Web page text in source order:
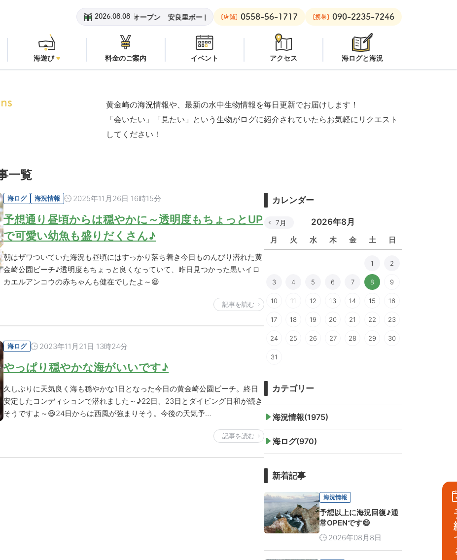
2026.08.08 黄金崎ビーチ： オープン 安良里ボート：潜水注意
黄金崎ビーチ：オープン 安良里ボート： 潜水注意
[店舗] 0558-56-1717 [携帯] 090-2235-7246
海遊び 料金のご案内 イベント アクセス 海ログと海況
黄金崎の海況情報や、最新の水中生物情報を毎日更新でお届けします！
「会いたい」「見たい」という生物がログに紹介されていたらお気軽にリクエスト
してください！
一覧
海ログ 海況情報 2025年11月26日 16時15分
予想通り昼頃からは穏やかに～透明度もちょっとUP
で可愛い幼魚も盛りだくさん♪
朝はザワついていた海況も昼頃にはすっかり落ち着き今日ものんびり潜れた黄
金崎公園ビーチ♪透明度もちょっと良くなっていて、昨日見つかった黒いイロ
カエルアンコウの赤ちゃんも健在でしたよ～😆
記事を読む
海ログ 2023年11月21日 13時24分
やっぱり穏やかな海がいいです♪
久しぶりに天気良く海も穏やかな1日となった今日の黄金崎公園ビーチ。終日
安定したコンディションで潜れました～♪22日、23日とダイビング日和が続き
そうですよ～😆24日からは西風が強まりそう。今後の天気予…
記事を読む
カレンダー
2026年8月
月 火 水 木 金 土 日
7月
1 2
3 4 5 6 7 8 9
10 11 12 13 14 15 16
17 18 19 20 21 22 23
24 25 26 27 28 29 30
31
カテゴリー
海況情報(1975)
海ログ(970)
新着記事
海況情報
予想以上に海況回復♪通
常OPENです😄
2026年08月8日